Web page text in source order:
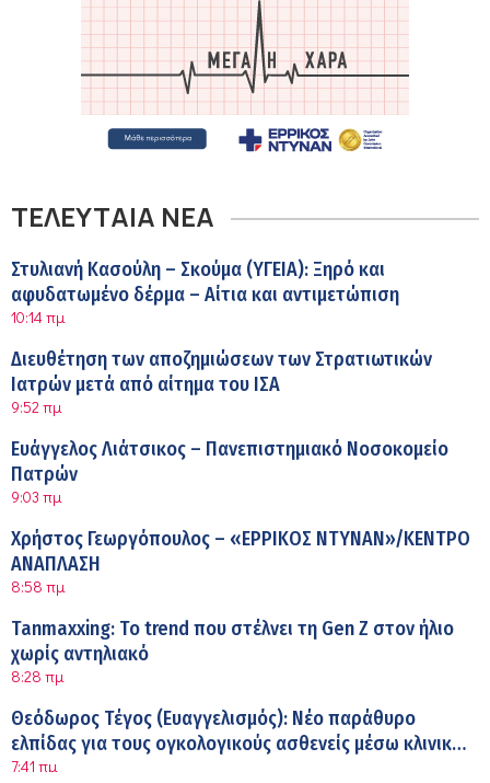
ΤΕΛΕΥΤΑΙΑ ΝΕΑ
Στυλιανή Κασούλη – Σκούμα (ΥΓΕΙΑ): Ξηρό και
αφυδατωμένο δέρμα – Αίτια και αντιμετώπιση
10:14 πμ
Διευθέτηση των αποζημιώσεων των Στρατιωτικών
Ιατρών μετά από αίτημα του ΙΣΑ
9:52 πμ
Ευάγγελος Λιάτσικος – Πανεπιστημιακό Νοσοκομείο
Πατρών
9:03 πμ
Χρήστος Γεωργόπουλος – «ΕΡΡΙΚΟΣ ΝΤΥΝΑΝ»/ΚΕΝΤΡΟ
ΑΝΑΠΛΑΣΗ
8:58 πμ
Tanmaxxing: To trend που στέλνει τη Gen Z στον ήλιο
χωρίς αντηλιακό
8:28 πμ
Θεόδωρος Τέγος (Ευαγγελισμός): Νέο παράθυρο
ελπίδας για τους ογκολογικούς ασθενείς μέσω κλινικών
δοκιμών
7:41 πμ